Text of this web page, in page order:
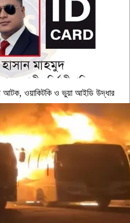
আটক, ওয়াকিটকি ও ভুয়া আইডি উদ্ধার